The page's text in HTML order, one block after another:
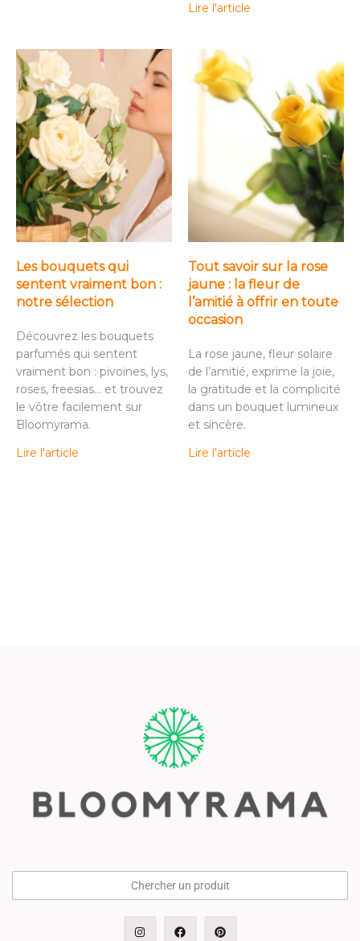
Lire l'article
Les bouquets qui
sentent vraiment bon :
notre sélection
Découvrez les bouquets
parfumés qui sentent
vraiment bon : pivoines, lys,
roses, freesias… et trouvez
le vôtre facilement sur
Bloomyrama.
Lire l'article
Tout savoir sur la rose
jaune : la fleur de
l’amitié à offrir en toute
occasion
La rose jaune, fleur solaire
de l’amitié, exprime la joie,
la gratitude et la complicité
dans un bouquet lumineux
et sincère.
Lire l'article
Chercher un produit